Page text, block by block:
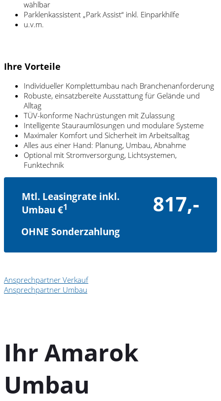
wählbar
Parklenkassistent „Park Assist“ inkl. Einparkhilfe
u.v.m.
Ihre Vorteile
Individueller Komplettumbau nach Branchenanforderung
Robuste, einsatzbereite Ausstattung für Gelände und
Alltag
TÜV-konforme Nachrüstungen mit Zulassung
Intelligente Stauraumlösungen und modulare Systeme
Maximaler Komfort und Sicherheit im Arbeitsalltag
Alles aus einer Hand: Planung, Umbau, Abnahme
Optional mit Stromversorgung, Lichtsystemen,
Funktechnik
Mtl. Leasingrate inkl.
Umbau €1 817,-
OHNE Sonderzahlung
Ansprechpartner Verkauf
Ansprechpartner Umbau
Ihr Amarok
Umbau